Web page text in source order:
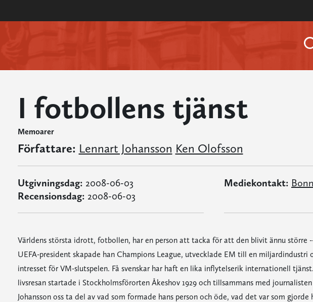
I fotbollens tjänst
Memoarer
Författare: Lennart Johansson Ken Olofsson
Utgivningsdag: 2008-06-03
Recensionsdag: 2008-06-03
Mediekontakt:
Världens största idrott, fotbollen, har en person att tacka för att den blivit ännu större --
UEFA-president skapade han Champions League, utvecklade EM till en miljardindustri
intresset för VM-slutspelen. Få svenskar har haft en lika inflytelserik internationell
livsresan startade i Stockholmsförorten Åkeshov 1929 och tillsammans med
Johansson oss ta del av vad som formade hans person och öde, vad det var som